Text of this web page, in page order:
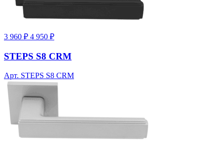
3 960 ₽ 4 950 ₽
STEPS S8 CRM
Арт. STEPS S8 CRM